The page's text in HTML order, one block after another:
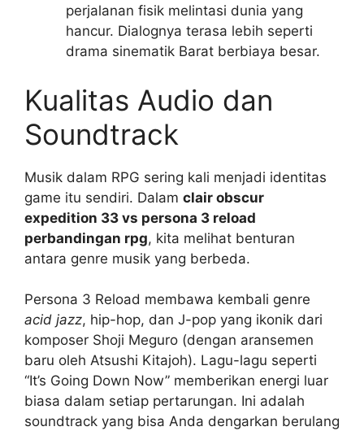
perjalanan fisik melintasi dunia yang
hancur. Dialognya terasa lebih seperti
drama sinematik Barat berbiaya besar.
Kualitas Audio dan
Soundtrack
Musik dalam RPG sering kali menjadi identitas
game itu sendiri. Dalam clair obscur
expedition 33 vs persona 3 reload
perbandingan rpg, kita melihat benturan
antara genre musik yang berbeda.
Persona 3 Reload membawa kembali genre
acid jazz, hip-hop, dan J-pop yang ikonik dari
komposer Shoji Meguro (dengan aransemen
baru oleh Atsushi Kitajoh). Lagu-lagu seperti
“It’s Going Down Now” memberikan energi luar
biasa dalam setiap pertarungan. Ini adalah
soundtrack yang bisa Anda dengarkan berulang